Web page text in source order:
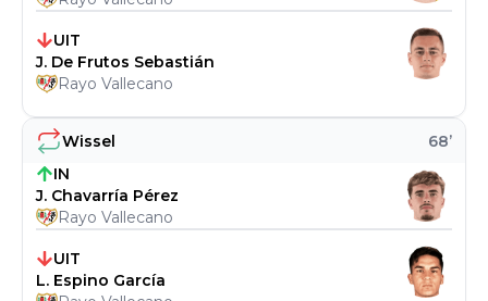
Wissel 68’
IN
J. Chavarría Pérez
Rayo Vallecano
UIT
L. Espino García
UIT
J. De Frutos Sebastián
Rayo Vallecano